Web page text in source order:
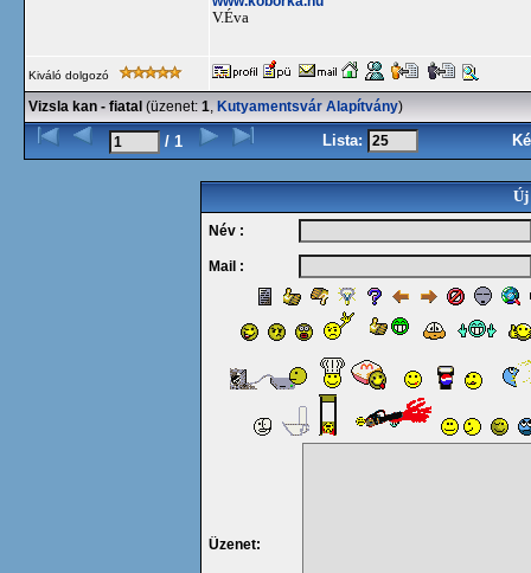
V.Éva
Kiváló dolgozó
Vizsla kan - fiatal (üzenet: 1, Kutyamentsvár Alapítvány)
/ 1 Lista:
Új
Név :
Mail :
Üzenet: